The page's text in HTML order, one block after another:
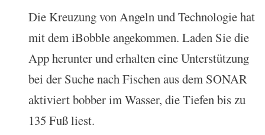
Die Kreuzung von Angeln und Technologie hat
mit dem iBobble angekommen. Laden Sie die
App herunter und erhalten eine Unterstützung
bei der Suche nach Fischen aus dem SONAR
aktiviert bobber im Wasser, die Tiefen bis zu
135 Fuß liest.